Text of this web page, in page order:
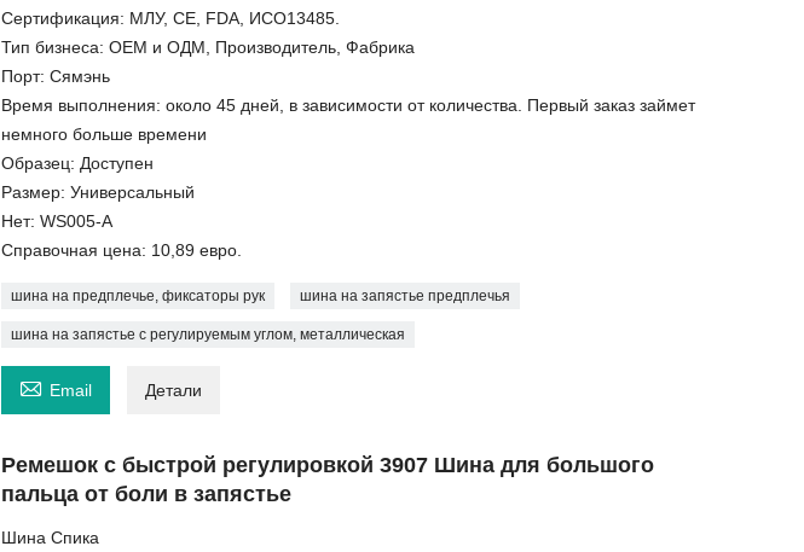
Сертификация: МЛУ, CE, FDA, ИСО13485.
Тип бизнеса: OEM и ОДМ, Производитель, Фабрика
Порт: Сямэнь
Время выполнения: около 45 дней, в зависимости от количества. Первый заказ займет
немного больше времени
Образец: Доступен
Размер: Универсальный
Нет: WS005-A
Справочная цена: 10,89 евро.
шина на предплечье, фиксаторы рук шина на запястье предплечья
шина на запястье с регулируемым углом, металлическая
 Email Детали
Ремешок с быстрой регулировкой 3907 Шина для большого
пальца от боли в запястье
Шина Спика